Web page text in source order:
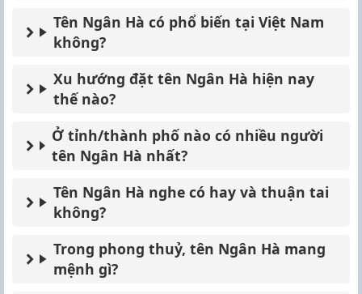
Tên Ngân Hà có phổ biến tại Việt Nam
không?
Xu hướng đặt tên Ngân Hà hiện nay
thế nào?
Ở tỉnh/thành phố nào có nhiều người
tên Ngân Hà nhất?
Tên Ngân Hà nghe có hay và thuận tai
không?
Trong phong thuỷ, tên Ngân Hà mang
mệnh gì?